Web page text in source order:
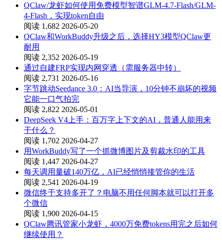
QClaw/龙虾如何使用免费模型智谱GLM-4.7-Flash/GLM-
4-Flash，实现token自由
阅读 1,682 2026-05-20
QClaw和WorkBuddy升级之后，选择HY3模型QClaw更
耐用
阅读 2,352 2026-05-19
通过自建FRP实现内网穿透（需服务器中转）
阅读 2,731 2026-05-16
字节跳动Seedance 3.0：AI当导演，10分钟不崩坏的视频
它能一口气拍完
阅读 2,822 2026-05-01
DeepSeek V4上手：百万字上下文的AI，普通人能用来
干什么？
阅读 1,702 2026-04-27
用WorkBuddy写了一个抓微博图片及剪裁水印的工具
阅读 1,447 2026-04-27
每天调用量破140万亿，AI已经悄悄接管你的生活
阅读 2,541 2026-04-19
微信终于支持多开了？电脑不用任何脚本就可以打开多
个微信
阅读 1,900 2026-04-15
QClaw腾讯管家小龙虾，4000万免费tokens用完之后如何
继续使用？